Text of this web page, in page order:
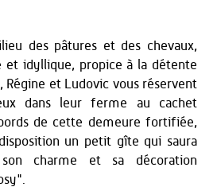
des pâtures et des chevaux,
et idyllique, propice à la détente
Régine et Ludovic vous réservent
dans leur ferme au cachet
de cette demeure fortifiée,
un petit gîte qui saura
charme et sa décoration